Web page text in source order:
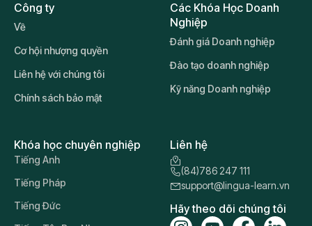
Công ty
Về
Cơ hội nhượng quyền
Liên hệ với chúng tôi
Chính sách bảo mật
Các Khóa Học Doanh
Nghiệp
Đánh giá Doanh nghiệp
Đào tạo doanh nghiệp
Kỹ năng Doanh nghiệp
Khóa học chuyên nghiệp
Tiếng Anh
Tiếng Pháp
Tiếng Đức
Liên hệ
(84)786 247 111
support@lingua-learn.vn
Hãy theo dõi chúng tôi